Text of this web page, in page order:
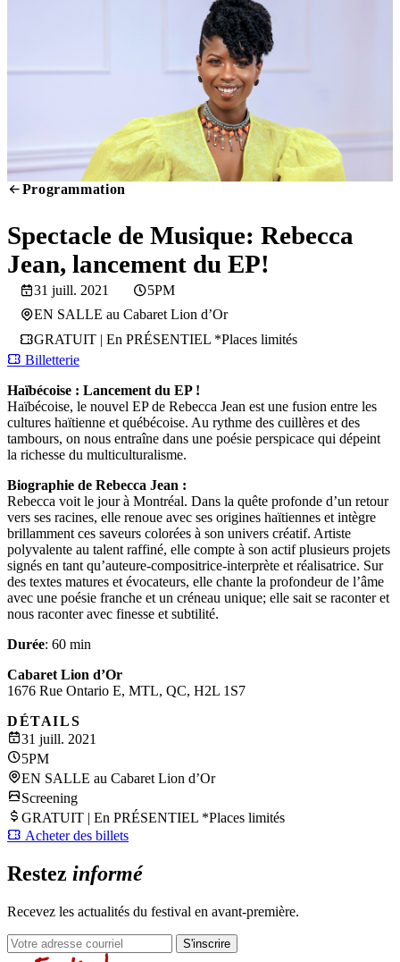
Programmation
Spectacle de Musique: Rebecca
Jean, lancement du EP!
31 juill. 2021
5PM
EN SALLE au Cabaret Lion d’Or
GRATUIT | En PRÉSENTIEL *Places limités
Billetterie
Haïbécoise : Lancement du EP !
Haïbécoise, le nouvel EP de Rebecca Jean est une fusion entre les
cultures haïtienne et québécoise. Au rythme des cuillères et des
tambours, on nous entraîne dans une poésie perspicace qui dépeint
la richesse du multiculturalisme.
Biographie de Rebecca Jean :
Rebecca voit le jour à Montréal. Dans la quête profonde d’un retour
vers ses racines, elle renoue avec ses origines haïtiennes et intègre
brillamment ces saveurs colorées à son univers créatif. Artiste
polyvalente au talent raffiné, elle compte à son actif plusieurs projets
signés en tant qu’auteure-compositrice-interprète et réalisatrice. Sur
des textes matures et évocateurs, elle chante la profondeur de l’âme
avec une poésie franche et un créneau unique; elle sait se raconter et
nous raconter avec finesse et subtilité.
Durée: 60 min
Cabaret Lion d’Or
1676 Rue Ontario E, MTL, QC, H2L 1S7
DÉTAILS
31 juill. 2021
5PM
EN SALLE au Cabaret Lion d’Or
Screening
GRATUIT | En PRÉSENTIEL *Places limités
Acheter des billets
Restez informé
Recevez les actualités du festival en avant-première.
S'inscrire